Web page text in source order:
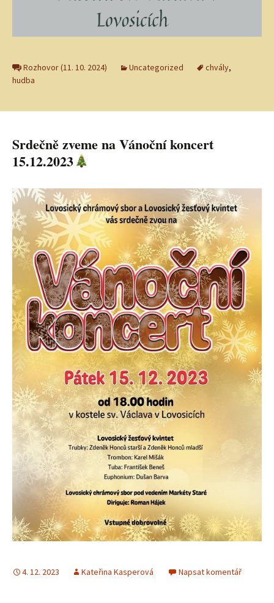
Rozhovor (11. 10. 2024) Uncategorized chvály,
hudba
Srdečně zveme na Vánoční koncert
15.12.2023
4. 12. 2023 Kateřina Kasperová Napsat komentář